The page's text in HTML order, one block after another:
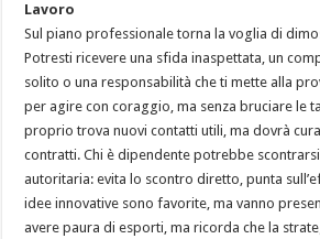
Lavoro
Sul piano professionale torna la voglia di
Potresti ricevere una sfida inaspettata, un
solito o una responsabilità che ti mette alla
per agire con coraggio, ma senza bruciare le
proprio trova nuovi contatti utili, ma dovrà
contratti. Chi è dipendente potrebbe
autoritaria: evita lo scontro diretto, punta
idee innovative sono favorite, ma vanno
avere paura di esporti, ma ricorda che la